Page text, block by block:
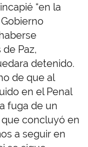
“en la
Paz,
detenido.
de que al
en el Penal
fuga de un
concluyó en
a seguir en